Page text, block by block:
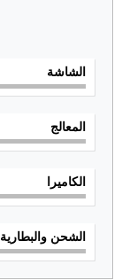
الشاشة
المعالج
الكاميرا
الشحن والبطارية